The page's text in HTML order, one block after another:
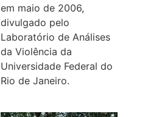
em maio de 2006,
divulgado pelo
Laboratório de Análises
da Violência da
Universidade Federal do
Rio de Janeiro.